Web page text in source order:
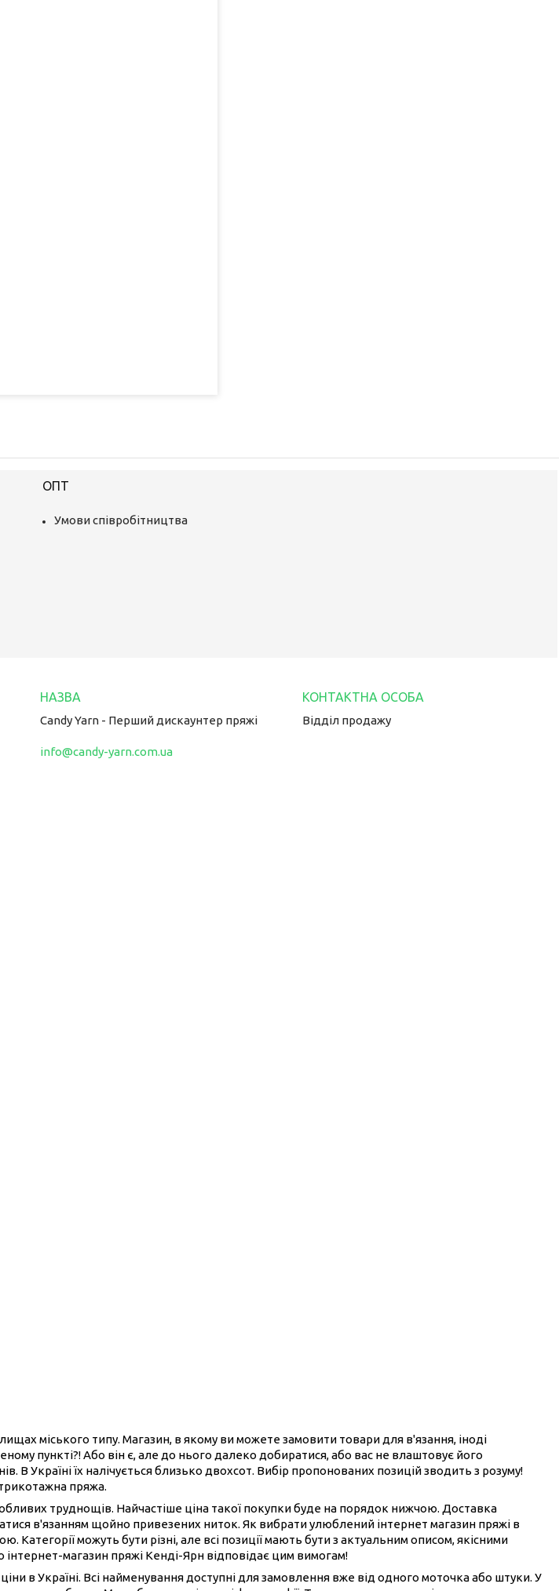
ОПТ
Умови співробітництва
Candy Yarn - Перший дискаунтер пряжі
info@candy-yarn.com.ua
Відділ продажу
міського типу. Магазин, в якому ви можете замовити товари для в'язання, іноді
пункті?! Або він є, але до нього далеко добиратися, або вас не влаштовує його
В Україні їх налічується близько двохсот. Вибір пропонованих позицій зводить з розуму!
пряжа.
труднощів. Найчастіше ціна такої покупки буде на порядок нижчою. Доставка
в'язанням щойно привезених ниток. Як вибрати улюблений інтернет магазин пряжі в
можуть бути різні, але всі позиції мають бути з актуальним описом, якісними
магазин пряжі Кенді-Ярн відповідає цим вимогам!
в Україні. Всі найменування доступні для замовлення вже від одного моточка або штуки. У